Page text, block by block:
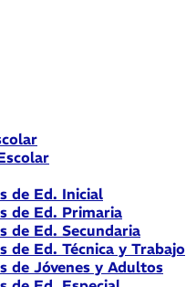
de Ed. Inicial
de Ed. Primaria
de Ed. Secundaria
Ed. Técnica y Trabajo
de Jóvenes y Adultos